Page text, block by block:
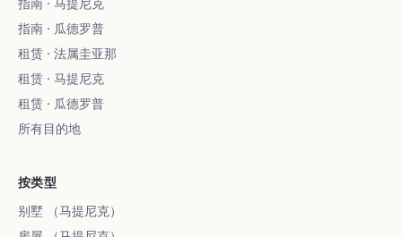
指南 · 瓜德罗普
租赁 · 法属圭亚那
租赁 · 马提尼克
租赁 · 瓜德罗普
所有目的地
按类型
别墅 （马提尼克）